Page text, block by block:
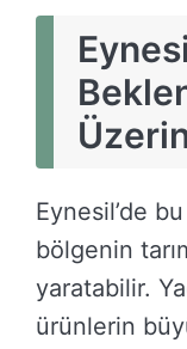
Eynesil’de
bölgenin
yaratabilir.
ürünlerin